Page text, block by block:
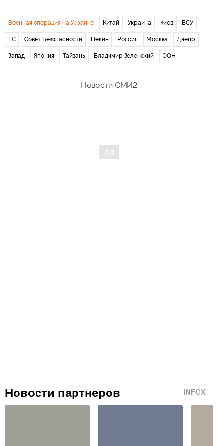
Военная операция на Украине Китай Украина Киев ВСУ
ЕС Совет Безопасности Пекин Россия Москва Днепр
Запад Япония Тайвань Владимир Зеленский ООН
Новости СМИ2
Новости партнеров INFOX